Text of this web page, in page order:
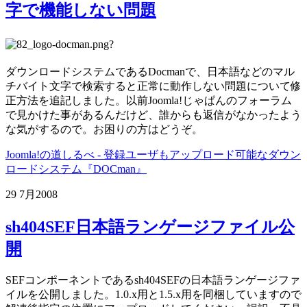
字で機能しない問題
?
ダウンロードシステムであるDocmanで、日本語などのマル
チバイト文字で検索すると正常に動作しない問題について修
正方法を追記しました。以前Joomla!じゃぱんのフォーラム
で見かけた事があるんだけど、誰からも返信がなかったよう
な気がするので。お困りの方はどうぞ。
Joomla!の道しるべ - 登録ユーザもアップロード可能なダウン
ロードシステム『DOCman』
29 7月 2008
sh404SEF日本語ランゲージファイル公
開
SEFコンポーネントであるsh404SEFの日本語ランゲージファ
イルを公開しました。1.0.x用と1.5.x用を同梱していますので